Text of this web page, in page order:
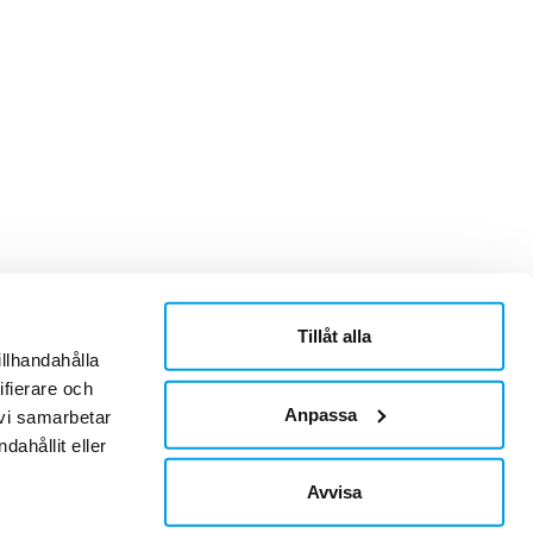
och
samarbetar
eller
Tillåt alla
Anpassa
Avvisa
Om Sonepar
Historik
Kontaktblad
Ledningsgrupp
Jobb & Karriär